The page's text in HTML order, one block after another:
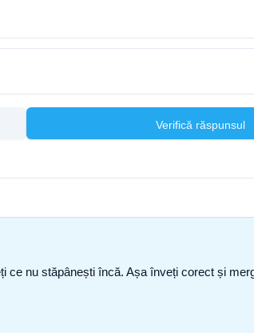
Verifică răspunsul
ce nu stăpânești încă. Așa înveți corect și